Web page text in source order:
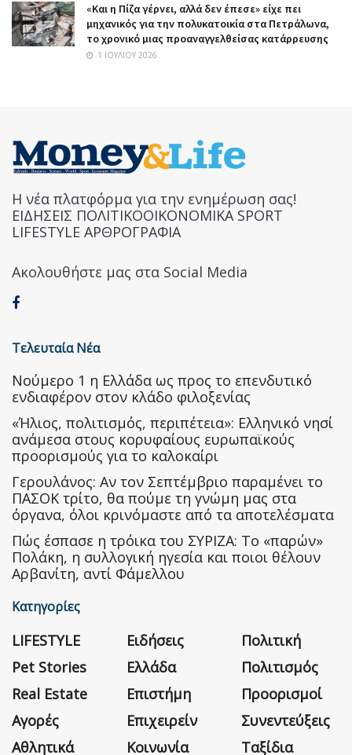
«Και η Πίζα γέρνει, αλλά δεν έπεσε» είχε πει
μηχανικός για την πολυκατοικία στα Πετράλωνα,
το χρονικό μιας προαναγγελθείσας κατάρρευσης
1 ΙΟΥΛΊΟΥ 2026
Η νέα πλατφόρμα για την ενημέρωση σας!
ΕΙΔΗΣΕΙΣ ΠΟΛΙΤΙΚΟΟΙΚΟΝΟΜΙΚΑ SPORT
LIFESTYLE ΑΡΘΡΟΓΡΑΦΙΑ
Ακολουθήστε μας στα Social Media
Τελευταία Νέα
Nούμερο 1 η Ελλάδα ως προς το επενδυτικό
ενδιαφέρον στον κλάδο φιλοξενίας
«Ήλιος, πολιτισμός, περιπέτεια»: Ελληνικό νησί
ανάμεσα στους κορυφαίους ευρωπαϊκούς
προορισμούς για το καλοκαίρι
Γερουλάνος: Αν τον Σεπτέμβριο παραμένει το
ΠΑΣΟΚ τρίτο, θα πούμε τη γνώμη μας στα
όργανα, όλοι κρινόμαστε από τα αποτελέσματα
Πώς έσπασε η τρόικα του ΣΥΡΙΖΑ: Το «παρών»
Πολάκη, η συλλογική ηγεσία και ποιοι θέλουν
Αρβανίτη, αντί Φάμελλου
Κατηγορίες
LIFESTYLE
Pet Stories
Real Estate
Αγορές
Αθλητικά
Ειδήσεις
Ελλάδα
Επιστήμη
Επιχειρείν
Κοινωνία
Πολιτική
Πολιτισμός
Προορισμοί
Συνεντεύξεις
Ταξίδια